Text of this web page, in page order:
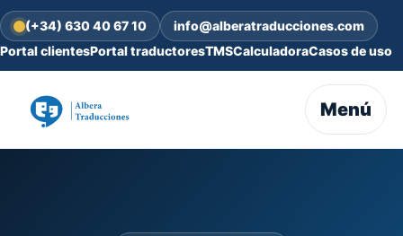
(+34) 630 40 67 10
info@alberatraducciones.com
Portal clientesPortal traductoresTMSCalculadoraCasos de uso
Menú